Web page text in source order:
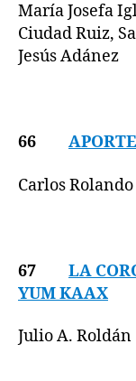
María Josefa
Ciudad Ruiz,
Jesús Adánez
66
Carlos
67 LA
YUM KAAX
Julio A. Roldán